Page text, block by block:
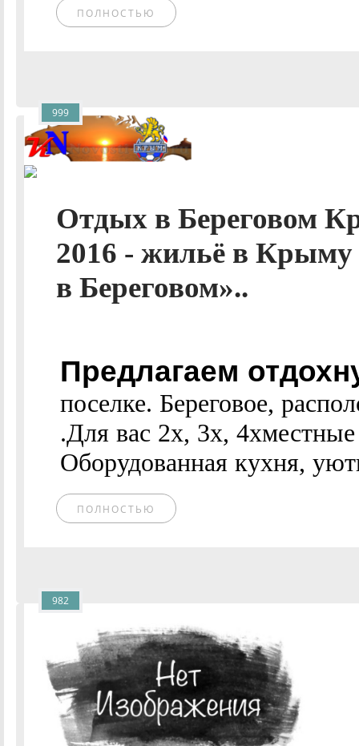
ПОЛНОСТЬЮ
Отдых в Береговом
2016 - жильё в Крыму
в Береговом»..
Предлагаем
поселке. Береговое,
.Для вас 2х, 3х,
Оборудованная кухня,
ПОЛНОСТЬЮ
999
982